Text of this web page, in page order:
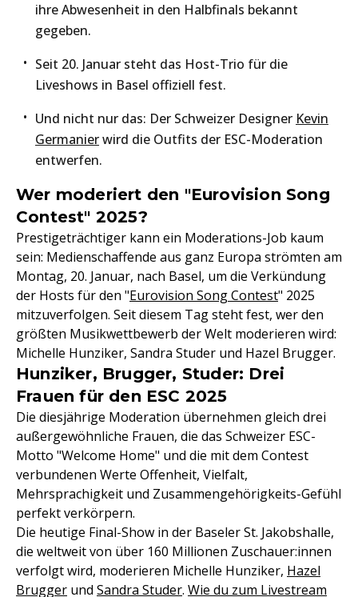
ihre Abwesenheit in den Halbfinals bekannt
gegeben.
Seit 20. Januar steht das Host-Trio für die
Liveshows in Basel offiziell fest.
Und nicht nur das: Der Schweizer Designer Kevin
Germanierwird die Outfits der ESC-Moderation
entwerfen.
Wer moderiert den "Eurovision Song
Contest" 2025?
Prestigeträchtiger kann ein Moderations-Job kaum
sein: Medienschaffende aus ganz Europa strömten am
Montag, 20. Januar, nach Basel, um die Verkündung
der Hosts für den "Eurovision Song Contest" 2025
mitzuverfolgen. Seit diesem Tag steht fest, wer den
größten Musikwettbewerb der Welt moderieren wird:
Michelle Hunziker, Sandra Studer und Hazel Brugger.
Hunziker, Brugger, Studer: Drei
Frauen für den ESC 2025
Die diesjährige Moderation übernehmen gleich drei
außergewöhnliche Frauen, die das Schweizer ESC-
Motto "Welcome Home" und die mit dem Contest
verbundenen Werte Offenheit, Vielfalt,
Mehrsprachigkeit und Zusammengehörigkeits-Gefühl
perfekt verkörpern.
Die heutige Final-Show in der Baseler St. Jakobshalle,
die weltweit von über 160 Millionen Zuschauer:innen
verfolgt wird, moderieren Michelle Hunziker, Hazel
Brugger und Sandra Studer. Wie du zum Livestream